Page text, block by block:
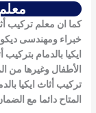
كما ان معلم تركيب
خبراء ومهندسى
ايكيا بالدمام بتركيب
الأطفال وغيرها من
تركيب أثاث ايكيا
المتاح دائما مع